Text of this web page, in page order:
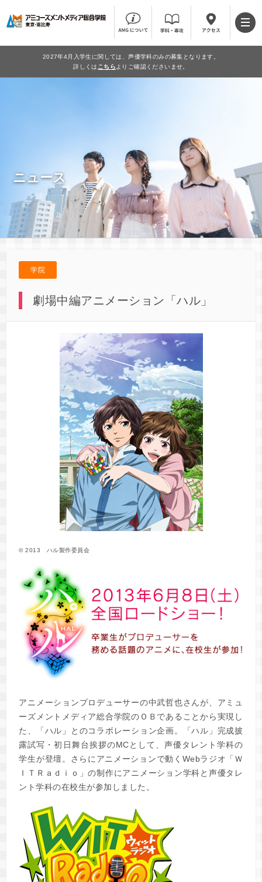
2027年4月入学生に関しては、声優学科のみの募集となります。
詳しくは こちら よりご確認くださいませ。
ニュース
学院
劇場中編アニメーション「ハル」
© 2013 ハル製作委員会
アニメーションプロデューサーの中武哲也さんが、アミュ
ーズメントメディア総合学院のＯＢであることから実現し
た、「ハル」とのコラボレーション企画。「ハル」完成披
露試写・初日舞台挨拶のMCとして、声優タレント学科の
学生が登壇。さらにアニメーションで動くWebラジオ「Ｗ
ＩＴＲａｄｉｏ」の制作にアニメーション学科と声優タレ
ント学科の在校生が参加しました。